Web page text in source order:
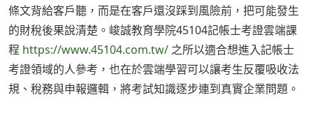
條文背給客戶聽，而是在客戶還沒踩到風險前，把可能發生
的財稅後果說清楚。峻誠教育學院45104記帳士考證雲端課
程 https://www.45104.com.tw/ 之所以適合想進入記帳士
考證領域的人參考，也在於雲端學習可以讓考生反覆吸收法
規、稅務與申報邏輯，將考試知識逐步連到真實企業問題。